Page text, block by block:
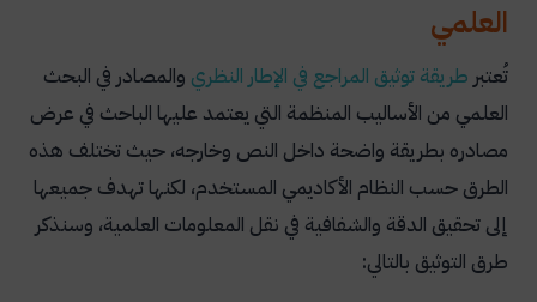
العلمي
تُعتبر طريقة توثيق المراجع في الإطار النظري والمصادر في البحث
العلمي من الأساليب المنظمة التي يعتمد عليها الباحث في عرض
مصادره بطريقة واضحة داخل النص وخارجه، حيث تختلف هذه
الطرق حسب النظام الأكاديمي المستخدم، لكنها تهدف جميعها
إلى تحقيق الدقة والشفافية في نقل المعلومات العلمية، وسنذكر
طرق التوثيق بالتالي: